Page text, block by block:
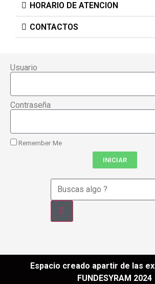
HORARIO DE ATENCION
CONTACTOS
Usuario
Contraseña
Remember Me
INICIAR
Espacio creado apartir de las
FUNDESYRAM 2024